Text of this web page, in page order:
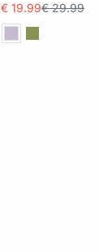
€ 19.99€ 29.99